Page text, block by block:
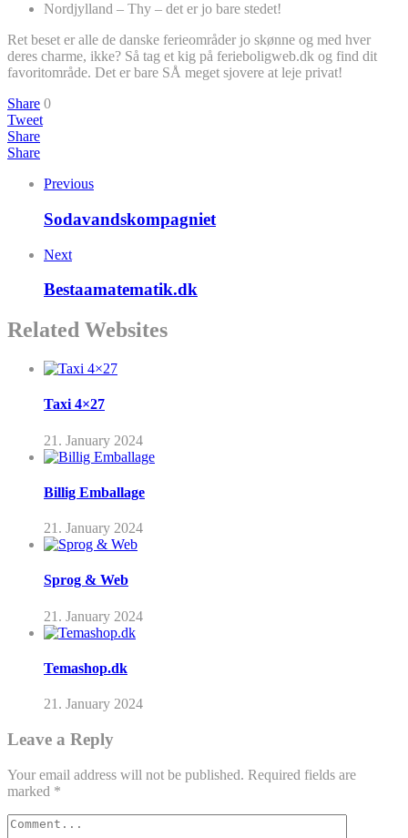
Nordjylland – Thy – det er jo bare stedet!
Ret beset er alle de danske ferieområder jo skønne og med hver
deres charme, ikke? Så tag et kig på ferieboligweb.dk og find dit
favoritområde. Det er bare SÅ meget sjovere at leje privat!
Share 0
Tweet
Share
Share
Previous
Sodavandskompagniet
Next
Bestaamatematik.dk
Related Websites
Taxi 4×27
21. January 2024
Billig Emballage
21. January 2024
Sprog & Web
21. January 2024
Temashop.dk
21. January 2024
Leave a Reply
Your email address will not be published. Required fields are
marked *